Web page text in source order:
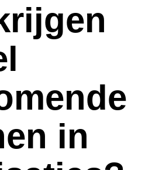
in